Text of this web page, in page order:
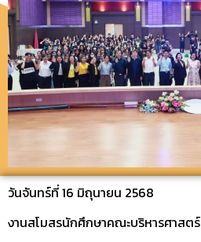
วันจันทร์ที่ 16 มิถุนายน 2568
งานสโมสรนักศึกษาคณะบริหารศาสตร์